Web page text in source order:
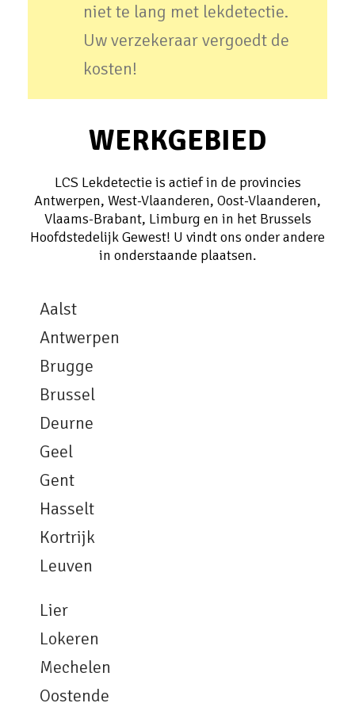
niet te lang met lekdetectie.
Uw verzekeraar vergoedt de
kosten!
WERKGEBIED
LCS Lekdetectie is actief in de provincies
Antwerpen, West-Vlaanderen, Oost-Vlaanderen,
Vlaams-Brabant, Limburg en in het Brussels
Hoofdstedelijk Gewest! U vindt ons onder andere
in onderstaande plaatsen.
Aalst
Antwerpen
Brugge
Brussel
Deurne
Geel
Gent
Hasselt
Kortrijk
Leuven
Lier
Lokeren
Mechelen
Oostende